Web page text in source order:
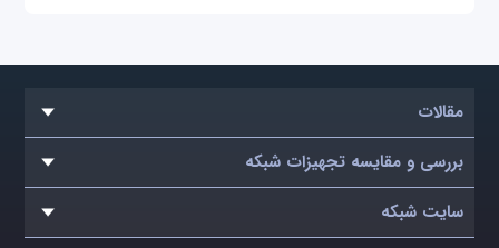
مقالات
بررسی و مقایسه تجهیزات شبکه
سایت شبکه